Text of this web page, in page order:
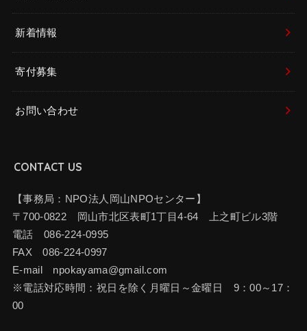
新着情報
寄付募集
お問い合わせ
CONTACT US
【事務局：NPO法人岡山NPOセンター】
〒700-0822 岡山市北区表町1丁目4-64 上之町ビル3階
電話 086-224-0995
FAX 086-224-0997
E-mail npokayama@gmail.com
※電話対応時間：祝日を除く月曜日～金曜日 9：00～17：
00